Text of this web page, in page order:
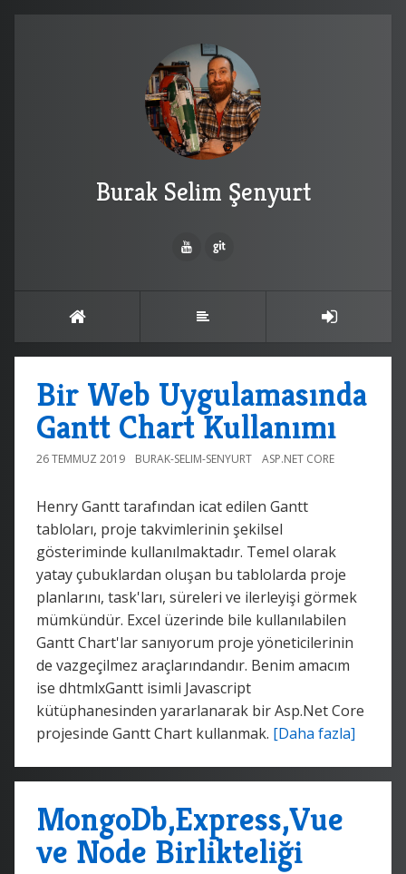
Burak Selim Şenyurt
Bir Web Uygulamasında
Gantt Chart Kullanımı
26 TEMMUZ 2019 BURAK-SELIM-SENYURT ASP.NET CORE
Henry Gantt tarafından icat edilen Gantt
tabloları, proje takvimlerinin şekilsel
gösteriminde kullanılmaktadır. Temel olarak
yatay çubuklardan oluşan bu tablolarda proje
planlarını, task'ları, süreleri ve ilerleyişi görmek
mümkündür. Excel üzerinde bile kullanılabilen
Gantt Chart'lar sanıyorum proje yöneticilerinin
de vazgeçilmez araçlarındandır. Benim amacım
ise dhtmlxGantt isimli Javascript
kütüphanesinden yararlanarak bir Asp.Net Core
projesinde Gantt Chart kullanmak. [Daha fazla]
MongoDb,Express,Vue
ve Node Birlikteliği